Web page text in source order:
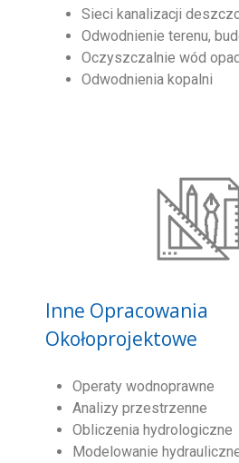
Sieci kanalizacji
Odwodnienie terenu,
Oczyszczalnie wód
Odwodnienia kopalni
Inne Opracowania
Okołoprojektowe
Operaty wodnoprawne
Analizy przestrzenne
Obliczenia hydrologiczne
Modelowanie